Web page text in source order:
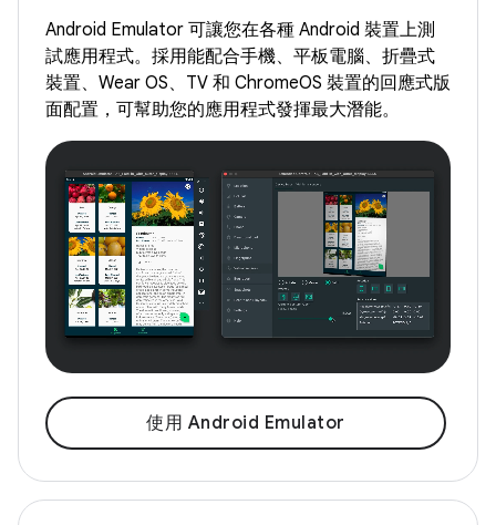
Android Emulator 可讓您在各種 Android 裝置上測
試應用程式。採用能配合手機、平板電腦、折疊式
裝置、Wear OS、TV 和 ChromeOS 裝置的回應式版
面配置，可幫助您的應用程式發揮最大潛能。
使用 Android Emulator